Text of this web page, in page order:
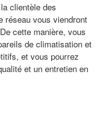
clientèle des
réseau vous viendront
cette manière, vous
de climatisation et
et vous pourrez
et un entretien en